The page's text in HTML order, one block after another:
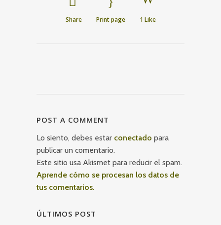
Share Print page 1 Like
POST A COMMENT
Lo siento, debes estar conectado para
publicar un comentario.
Este sitio usa Akismet para reducir el spam.
Aprende cómo se procesan los datos de
tus comentarios.
ÚLTIMOS POST